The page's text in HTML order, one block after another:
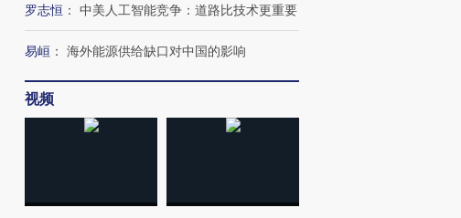
罗志恒 ： 中美人工智能竞争：道路比技术更重要
易峘 ： 海外能源供给缺口对中国的影响
视频